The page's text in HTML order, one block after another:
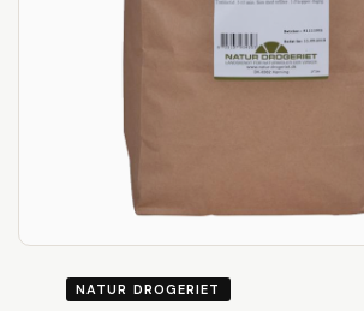
NATUR DROGERIET